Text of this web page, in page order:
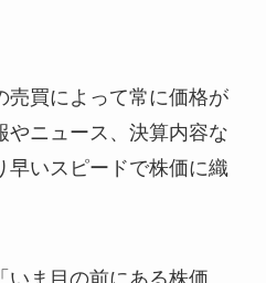
売買によって常に価格が
やニュース、決算内容な
早いスピードで株価に織
いま目の前にある株価